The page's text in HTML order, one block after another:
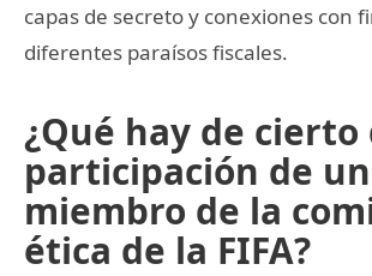
capas de secreto y conexiones con
diferentes paraísos fiscales.
¿Qué hay de cierto
participación de un
miembro de la
ética de la FIFA?